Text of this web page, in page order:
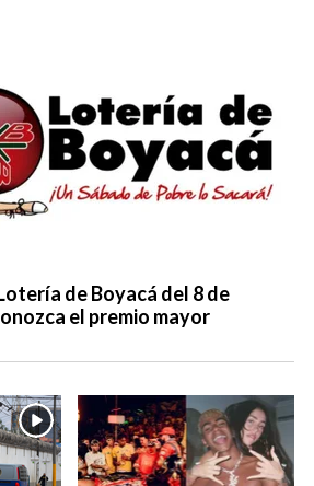
de Boyacá del 8 de
el premio mayor